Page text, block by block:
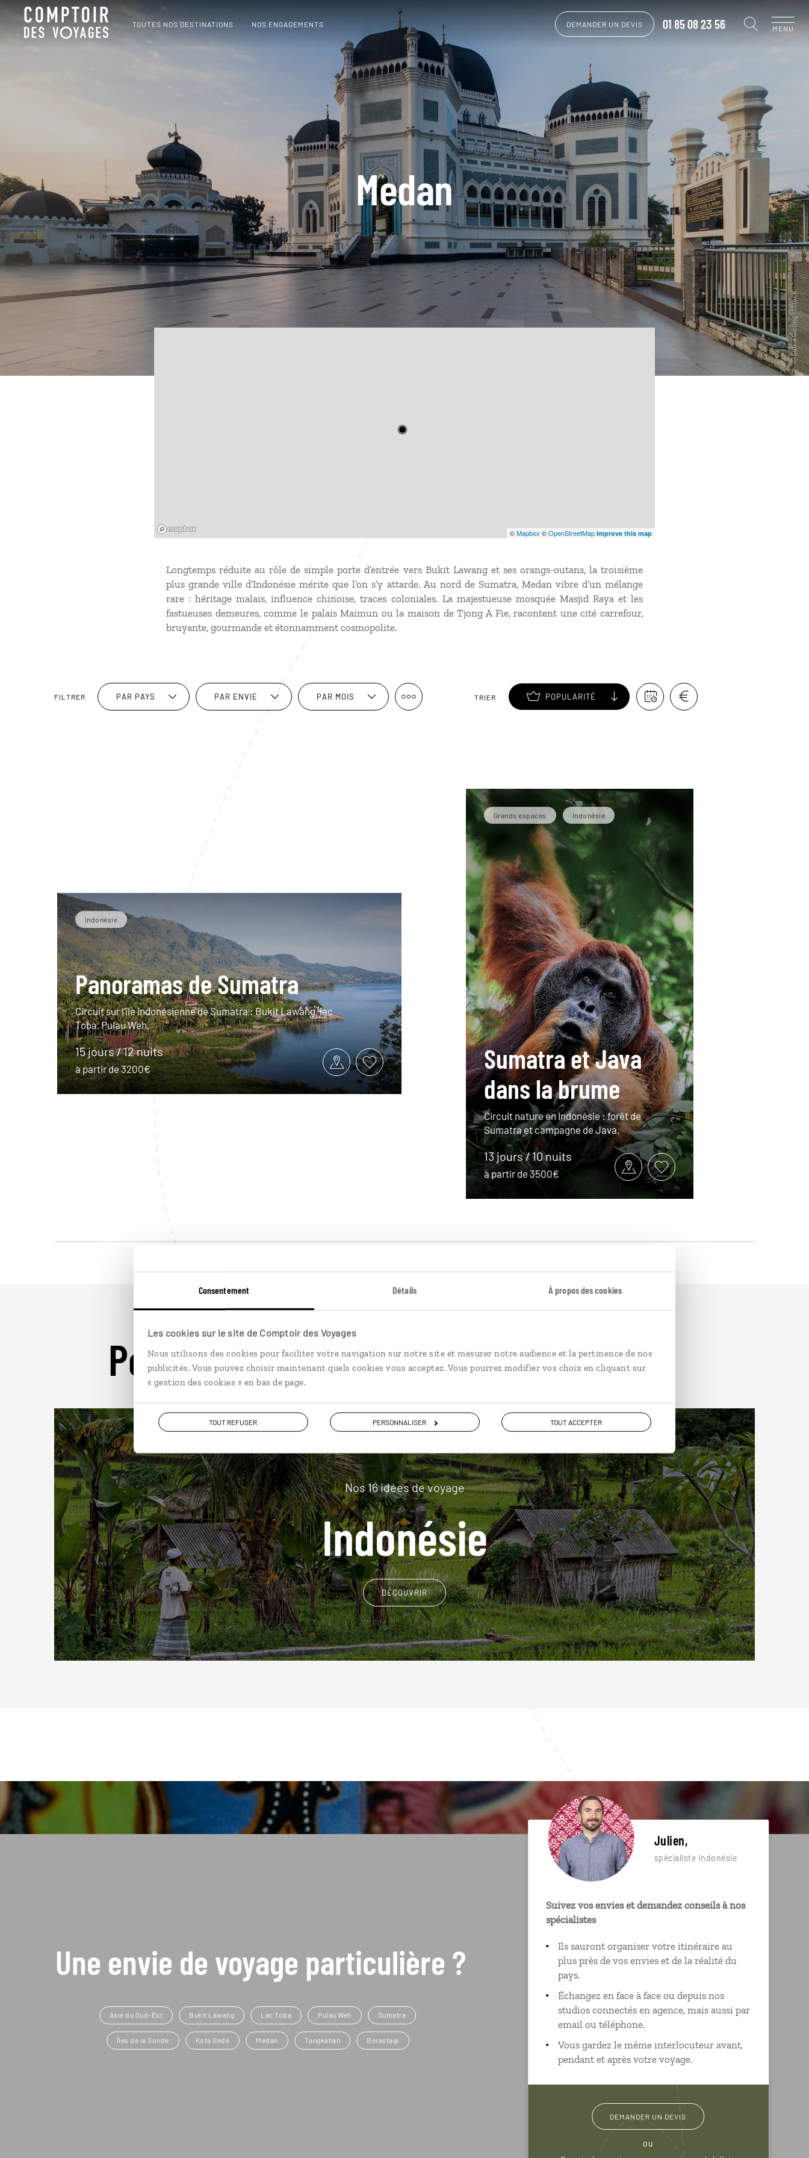
Consentement Détails À propos des cookies
Les cookies sur le site de Comptoir des Voyages
Nous utilisons des cookies pour faciliter votre navigation sur notre site et mesurer notre audience et la pertinence de nos
publicités. Vous pouvez choisir maintenant quels cookies vous acceptez. Vous pourrez modifier vos choix en cliquant sur
« gestion des cookies » en bas de page.
TOUT REFUSER PERSONNALISER TOUT ACCEPTER
TOUTES NOS DESTINATIONS NOS ENGAGEMENTS DEMANDER UN DEVIS 01 85 08 23 56 MENU
Medan
©Mapbox ©OpenStreetMap Improve this map
Longtemps réduite au rôle de simple porte d’entrée vers Bukit Lawang et ses orangs-outans, la troisième
plus grande ville d’Indonésie mérite que l’on s’y attarde. Au nord de Sumatra, Medan vibre d’un mélange
rare : héritage malais, influence chinoise, traces coloniales. La majestueuse mosquée Masjid Raya et les
fastueuses demeures, comme le palais Maimun ou la maison de Tjong A Fie, racontent une cité carrefour,
bruyante, gourmande et étonnamment cosmopolite.
FILTRER PAR PAYS PAR ENVIE PAR MOIS TRIER POPULARITÉ
Indonésie
Panoramas de Sumatra
Circuit sur l’île indonésienne de Sumatra : Bukit Lawang, lac
Toba, Pulau Weh.
15 jours / 12 nuits
à partir de 3200€
Grands espaces Indonésie
Sumatra et Java
dans la brume
Circuit nature en Indonésie : forêt de
Sumatra et campagne de Java.
13 jours / 10 nuits
à partir de 3500€
Pour aller plus loin
Nos 16 idées de voyage
Indonésie
DÉCOUVRIR
Une envie de voyage particulière ?
Asie du Sud-Est Bukit Lawang Lac Toba Pulau Weh Sumatra
Îles de la Sonde Kota Gede Medan Tangkahan Berastagi
Julien,
spécialiste Indonésie
Suivez vos envies et demandez conseils à nos
spécialistes
Ils sauront organiser votre itinéraire au
plus près de vos envies et de la réalité du
pays.
Échangez en face à face ou depuis nos
studios connectés en agence, mais aussi par
email ou téléphone.
Vous gardez le même interlocuteur avant,
pendant et après votre voyage.
DEMANDER UN DEVIS
ou